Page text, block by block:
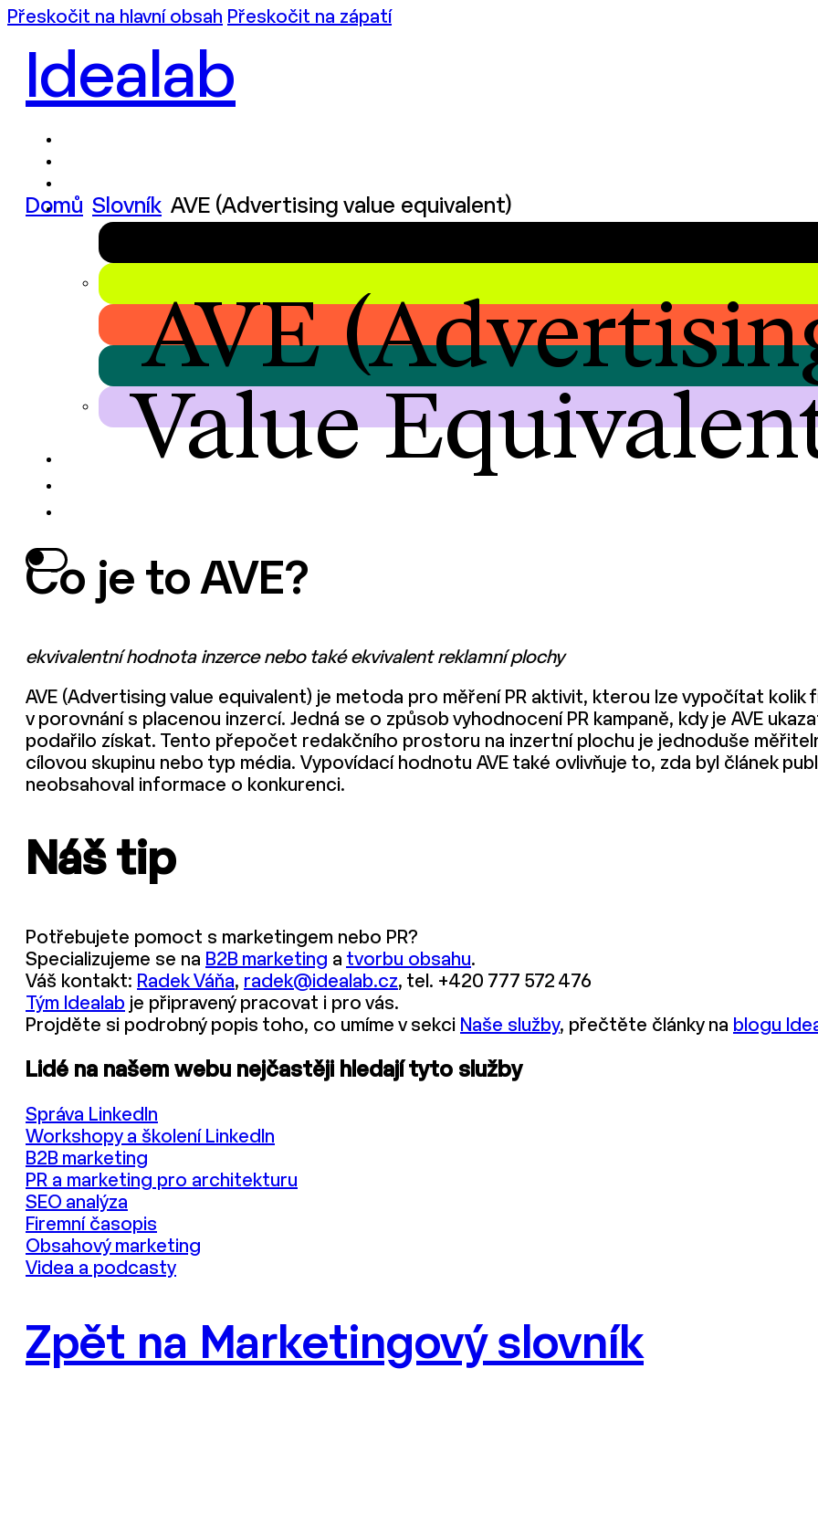
Přeskočit na hlavní obsah Přeskočit na zápatí
Idealab
Domů Slovník AVE (Advertising value equivalent)
AVE
Value
Co je to AVE?
ekvivalentní hodnota inzerce nebo také ekvivalent reklamní plochy
AVE (Advertising value equivalent) je metoda pro měření PR aktivit, kterou lze vypočítat
v porovnání s placenou inzercí. Jedná se o způsob vyhodnocení PR kampaně, kdy je AVE
podařilo získat. Tento přepočet redakčního prostoru na inzertní plochu je jednoduše
cílovou skupinu nebo typ média. Vypovídací hodnotu AVE také ovlivňuje to, zda byl článek
neobsahoval informace o konkurenci.
Náš tip
Potřebujete pomoct s marketingem nebo PR?
Specializujeme se na B2B marketing a tvorbu obsahu.
Váš kontakt: Radek Váňa, radek@idealab.cz, tel. +420 777 572 476
Tým Idealab je připravený pracovat i pro vás.
Projděte si podrobný popis toho, co umíme v sekci Naše služby, přečtěte články na blogu
Lidé na našem webu nejčastěji hledají tyto služby
Správa LinkedIn
Workshopy a školení LinkedIn
B2B marketing
PR a marketing pro architekturu
SEO analýza
Firemní časopis
Obsahový marketing
Videa a podcasty
Zpět na Marketingový slovník